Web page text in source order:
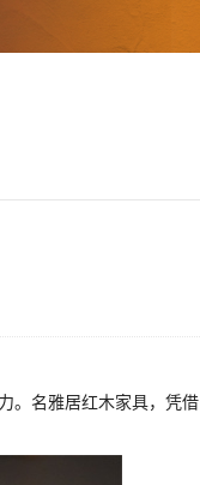
。名雅居红木家具，凭借